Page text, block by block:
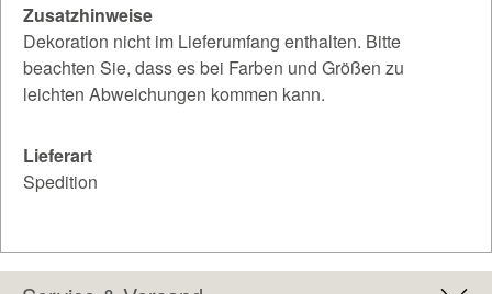
Zusatzhinweise
Dekoration nicht im Lieferumfang enthalten. Bitte
beachten Sie, dass es bei Farben und Größen zu
leichten Abweichungen kommen kann.
Lieferart
Spedition